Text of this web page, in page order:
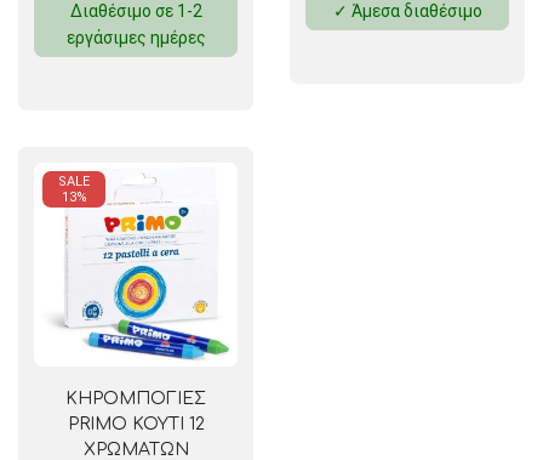
Διαθέσιμο σε 1-2
εργάσιμες ημέρες
✓ Άμεσα διαθέσιμο
SALE
13%
ΚΗΡΟΜΠΟΓΙΕΣ
PRIMO ΚΟΥΤΙ 12
ΧΡΩΜΑΤΩΝ